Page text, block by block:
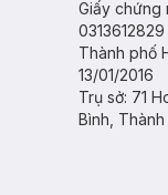
Giấy chứng
Thành phố
13/01/2016
Trụ sở: 71
Bình,